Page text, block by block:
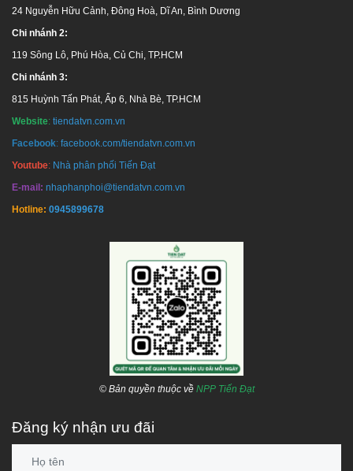
24 Nguyễn Hữu Cảnh, Đông Hoà, Dĩ An, Bình Dương
Chi nhánh 2:
119 Sông Lô, Phú Hòa, Củ Chi, TP.HCM
Chi nhánh 3:
815 Huỳnh Tấn Phát, Ấp 6, Nhà Bè, TP.HCM
Website: tiendatvn.com.vn
Facebook: facebook.com/tiendatvn.com.vn
Youtube: Nhà phân phối Tiến Đạt
E-mail: nhaphanphoi@tiendatvn.com.vn
Hotline: 0945899678
© Bản quyền thuộc về NPP Tiến Đạt
Đăng ký nhận ưu đãi